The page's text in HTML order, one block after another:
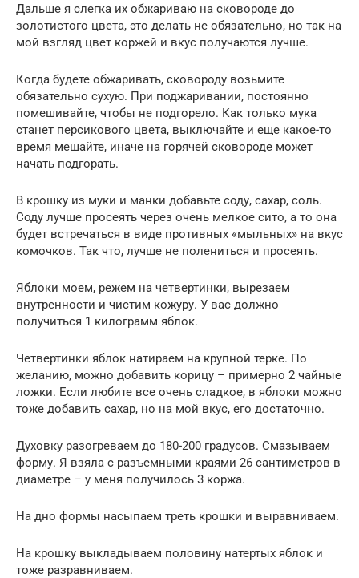
Дальше я слегка их обжариваю на сковороде до
золотистого цвета, это делать не обязательно, но так на
мой взгляд цвет коржей и вкус получаются лучше.
Когда будете обжаривать, сковороду возьмите
обязательно сухую. При поджаривании, постоянно
помешивайте, чтобы не подгорело. Как только мука
станет персикового цвета, выключайте и еще какое-то
время мешайте, иначе на горячей сковороде может
начать подгорать.
В крошку из муки и манки добавьте соду, сахар, соль.
Соду лучше просеять через очень мелкое сито, а то она
будет встречаться в виде противных «мыльных» на вкус
комочков. Так что, лучше не полениться и просеять.
Яблоки моем, режем на четвертинки, вырезаем
внутренности и чистим кожуру. У вас должно
получиться 1 килограмм яблок.
Четвертинки яблок натираем на крупной терке. По
желанию, можно добавить корицу – примерно 2 чайные
ложки. Если любите все очень сладкое, в яблоки можно
тоже добавить сахар, но на мой вкус, его достаточно.
Духовку разогреваем до 180-200 градусов. Смазываем
форму. Я взяла с разъемными краями 26 сантиметров в
диаметре – у меня получилось 3 коржа.
На дно формы насыпаем треть крошки и выравниваем.
На крошку выкладываем половину натертых яблок и
тоже разравниваем.